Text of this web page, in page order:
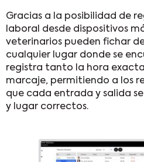
Gracias a la posibilidad de
laboral desde dispositivos
veterinarios pueden fichar
cualquier lugar donde se
registra tanto la hora
marcaje, permitiendo a los
que cada entrada y salida
y lugar correctos.